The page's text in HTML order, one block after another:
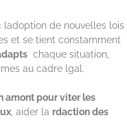
de nouvelles lois
et se tient constamment
chaque situation,
au cadre lgal.
amont pour viter les
, aider la rdaction des